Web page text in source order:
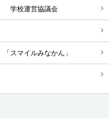
運営協議会
イルみなかん」